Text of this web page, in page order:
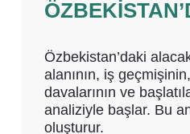
Özbekistan’daki
alanının, iş
davalarının ve
analiziyle başlar. Bu
oluşturur.